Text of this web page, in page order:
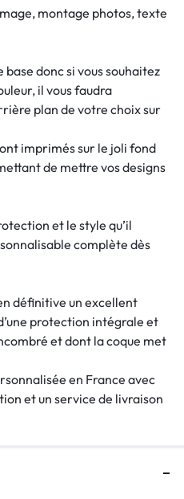
montage photos, texte
donc si vous souhaitez
il vous faudra
plan de votre choix sur
imprimés sur le joli fond
de mettre vos designs
et le style qu’il
complète dès
définitive un excellent
protection intégrale et
et dont la coque met
en France avec
et un service de livraison